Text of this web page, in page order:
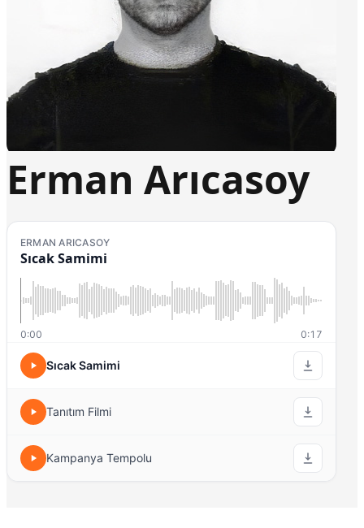
Erman Arıcasoy
ERMAN ARICASOY
Sıcak Samimi
0:00 0:17
Sıcak Samimi
Tanıtım Filmi
Kampanya Tempolu